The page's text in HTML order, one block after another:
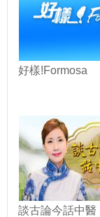
好樣!Formosa
談古論今話中醫